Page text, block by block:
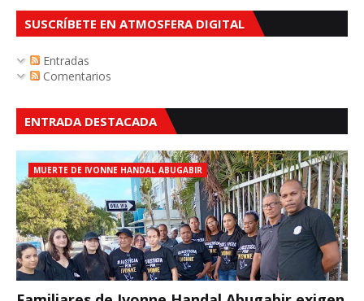
SUSCRÍBETE EN ATMOSFERA DIGITAL
Entradas
Comentarios
ENTRADA DESTACADA
MUERTE DE IVONNE HANDAL ABUGABIR